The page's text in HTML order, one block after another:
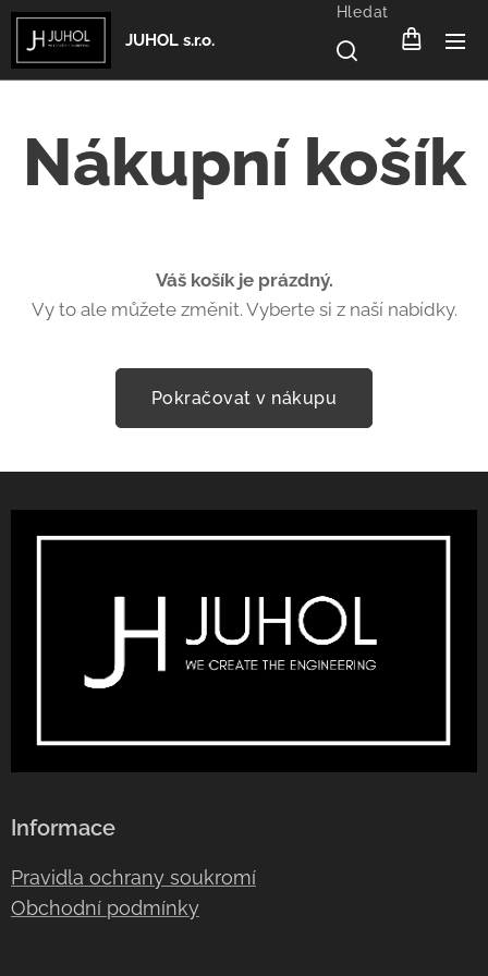
JUHOL s.r.o.
Hledat
Nákupní košík
Váš košík je prázdný.
Vy to ale můžete změnit. Vyberte si z naší nabídky.
Pokračovat v nákupu
Informace
Pravidla ochrany soukromí
Obchodní podmínky